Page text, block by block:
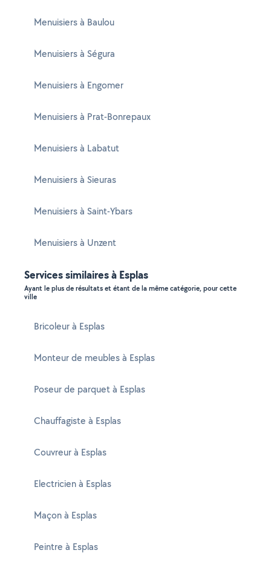
Menuisiers à Baulou
Menuisiers à Ségura
Menuisiers à Engomer
Menuisiers à Prat-Bonrepaux
Menuisiers à Labatut
Menuisiers à Sieuras
Menuisiers à Saint-Ybars
Menuisiers à Unzent
Services similaires à Esplas
Ayant le plus de résultats et étant de la même catégorie, pour cette
ville
Bricoleur à Esplas
Monteur de meubles à Esplas
Poseur de parquet à Esplas
Chauffagiste à Esplas
Couvreur à Esplas
Electricien à Esplas
Maçon à Esplas
Peintre à Esplas